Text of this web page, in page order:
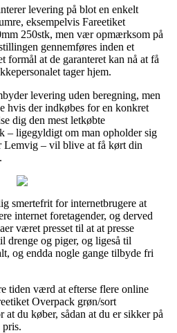
levering på blot en enkelt
eksempelvis Fareetiket
250stk, men vær opmærksom på
gennemføres inden et
formål at de garanteret kan nå at få
tager hjem.
levering uden beregning, men
hvis der indkøbes for en konkret
dig den mest letkøbte
– ligegyldigt om man opholder sig
Lemvig – vil blive at få kørt din
smertefrit for internetbrugere at
internet foretagender, og derved
været presset til at at presse
drenge og piger, og ligeså til
og endda nogle gange tilbyde fri
tiden værd at efterse flere online
Overpack grøn/sort
du køber, sådan at du er sikker på
pris.